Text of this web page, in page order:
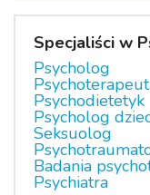
Specjaliści w
Psycholog
Psychodietetyk
Psycholog
Seksuolog
Badania
Psychiatra